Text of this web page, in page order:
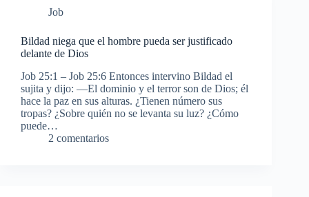
Job
Bildad niega que el hombre pueda ser justificado
delante de Dios
Job 25:1 – Job 25:6 Entonces intervino Bildad el
sujita y dijo: —El dominio y el terror son de Dios; él
hace la paz en sus alturas. ¿Tienen número sus
tropas? ¿Sobre quién no se levanta su luz? ¿Cómo
puede…
2 comentarios